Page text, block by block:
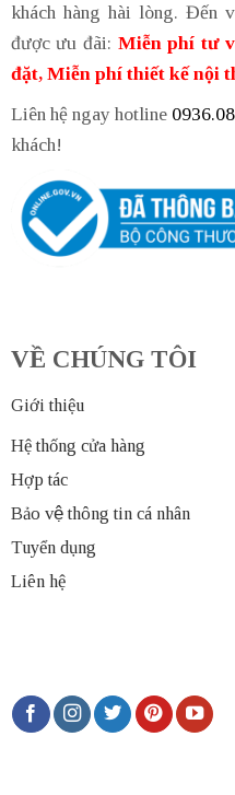
khách hàng hài lòng. Đến
được ưu đãi: Miễn phí tư
đặt, Miễn phí thiết kế nội
Liên hệ ngay hotline
khách!
VỀ CHÚNG TÔI
Giới thiệu
Hệ thống cửa hàng
Hợp tác
Bảo vệ thông tin cá nhân
Tuyển dụng
Liên hệ